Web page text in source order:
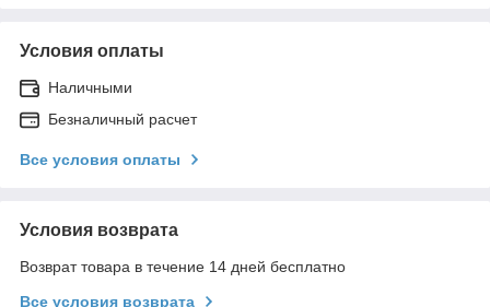
Условия оплаты
Наличными
Безналичный расчет
Все условия оплаты
Условия возврата
Возврат товара в течение 14 дней бесплатно
Все условия возврата